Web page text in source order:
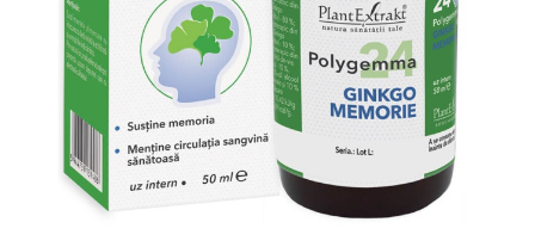
Omega 3
Par si unghii
Probiotice si prebiotice
Prostata
Sanatate urinara
Ingrijire par
Balsam masca si tratament
Produse cu SPF Pentru Fata
Repelenti insecte